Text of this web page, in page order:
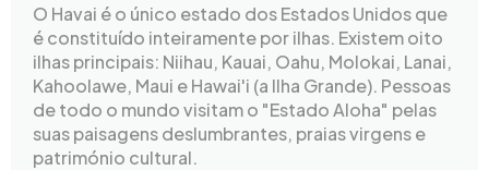
O Havai é o único estado dos Estados Unidos que
é constituído inteiramente por ilhas. Existem oito
ilhas principais: Niihau, Kauai, Oahu, Molokai, Lanai,
Kahoolawe, Maui e Hawai'i (a Ilha Grande). Pessoas
de todo o mundo visitam o "Estado Aloha" pelas
suas paisagens deslumbrantes, praias virgens e
património cultural.